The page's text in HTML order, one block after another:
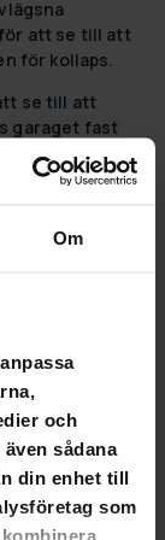
Om
och
sådana
din enhet till
som
att se till att
för kollaps.
se till att
garaget fast
är
på grund av
om du vill.